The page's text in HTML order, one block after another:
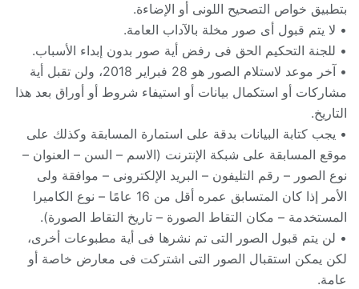
بتطبيق خواص التصحيح اللونى أو الإضاءة.‏
• لا يتم قبول أى صور مخلة بالآداب العامة.‏
• للجنة التحكيم الحق فى رفض أية صور بدون إبداء الأسباب. ‏
• آخر موعد لاستلام الصور هو 28 فبراير 2018، ولن تقبل أية
مشاركات أو استكمال بيانات أو ‏استيفاء شروط أو أوراق بعد هذا
التاريخ.‏
• يجب كتابة البيانات بدقة على استمارة المسابقة وكذلك على
موقع المسابقة على شبكة الإنترنت ‏‏(الاسم – السن – العنوان –
نوع الصور – رقم التليفون – البريد الإلكترونى – موافقة ولى
الأمر ‏إذا كان المتسابق عمره أقل من 16 عامًا – نوع الكاميرا
المستخدمة – مكان التقاط الصورة – تاريخ ‏التقاط الصورة).‏
• لن يتم قبول الصور التى تم نشرها فى أية مطبوعات أخرى،
لكن يمكن استقبال الصور التى ‏اشتركت فى معارض خاصة أو
عامة. ‏